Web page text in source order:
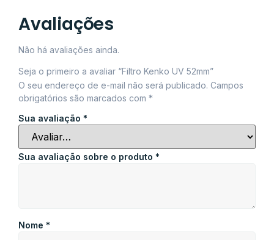
Avaliações
Não há avaliações ainda.
Seja o primeiro a avaliar “Filtro Kenko UV 52mm”
O seu endereço de e-mail não será publicado. Campos
obrigatórios são marcados com *
Sua avaliação *
Sua avaliação sobre o produto *
Nome *